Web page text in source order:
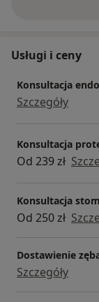
Usługi i ceny
Konsultacja
Szczegóły
Konsultacja
Od 239 zł
Konsultacja
Od 250 zł
Dostawienie
Szczegóły